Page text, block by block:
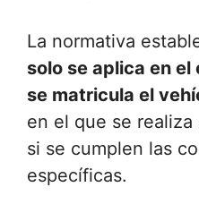
La normativa
solo se aplica en
se matricula el
en el que se realiza
si se cumplen las
específicas.